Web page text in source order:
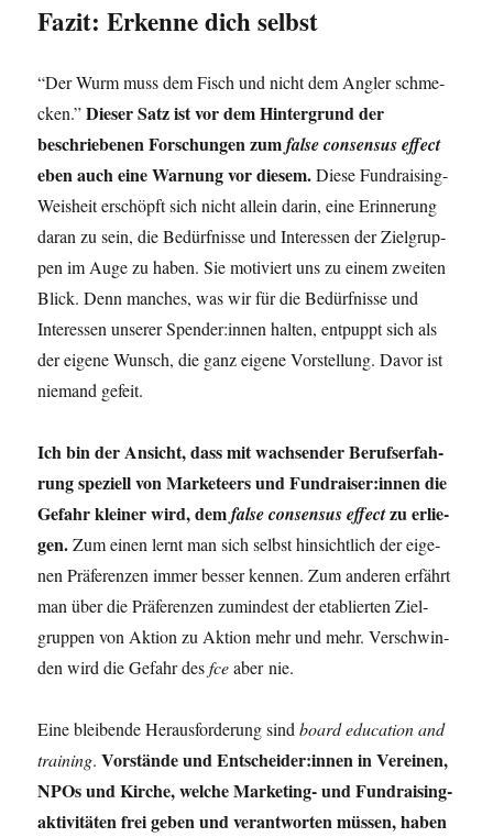
Fazit: Erkenne dich selbst
“Der Wurm muss dem Fisch und nicht dem Ang­ler schme­
cken.”Die­ser Satz ist vor dem Hin­ter­grund der
beschrie­be­nen For­schun­gen zumfal­se con­sen­sus effect
eben auch eine War­nung vor die­sem.Die­se Fund­rai­sing-
Weis­heit erschöpft sich nicht allein dar­in, eine Erin­ne­rung
dar­an zu sein, die Bedürf­nis­se und Inter­es­sen der Ziel­grup­
pen im Auge zu haben. Sie moti­viert uns zu einem zwei­ten
Blick. Denn man­ches, was wir für die Bedürf­nis­se und
Inter­es­sen unse­rer Spender:innen hal­ten, ent­puppt sich als
der eige­ne Wunsch, die ganz eige­ne Vor­stel­lung. Davor ist
nie­mand gefeit.
Ich bin der Ansicht, dass mit wach­sen­der Berufs­er­fah­
rung spe­zi­ell von Mar­ke­teers und Fundraiser:innen die
Gefahr klei­ner wird, demfal­se con­sen­sus effectzu erlie­
gen.Zum einen lernt man sich selbst hin­sicht­lich der eige­
nen Prä­fe­ren­zen immer bes­ser ken­nen. Zum ande­ren erfährt
man über die Prä­fe­ren­zen zumin­dest der eta­blier­ten Ziel­
grup­pen von Akti­on zu Akti­on mehr und mehr. Ver­schwin­
den wird die Gefahr desfceaber nie.
Eine blei­ben­de Her­aus­for­de­rung sindboard edu­ca­ti­on and
trai­ning.Vor­stän­de und Entscheider:innen in Ver­ei­nen,
NPOs und Kir­che, wel­che Mar­ke­ting- und Fund­rai­sin­g­
ak­ti­vi­tä­ten frei geben und ver­ant­wor­ten müs­sen, haben